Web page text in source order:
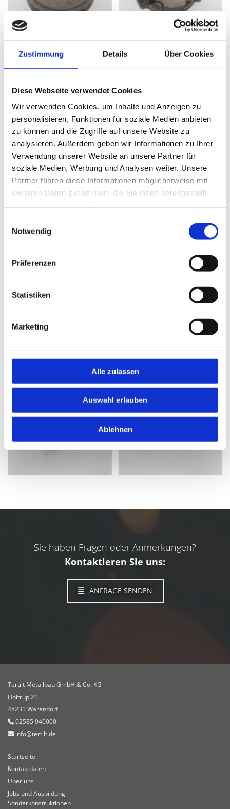
Zustimmung Details Über Cookies
Diese Webseite verwendet Cookies
Wir verwenden Cookies, um Inhalte und Anzeigen zu
personalisieren, Funktionen für soziale Medien anbieten
zu können und die Zugriffe auf unsere Website zu
analysieren. Außerdem geben wir Informationen zu Ihrer
Verwendung unserer Website an unsere Partner für
soziale Medien, Werbung und Analysen weiter. Unsere
Partner führen diese Informationen möglicherweise mit
weiteren Daten zusammen, die Sie ihnen bereitgestellt
Notwendig
Präferenzen
Statistiken
Marketing
Alle zulassen
Auswahl erlauben
Ablehnen
Sie haben Fragen oder Anmerkungen?
Kontaktieren Sie uns:
ANFRAGE SENDEN
Tertilt Metallbau GmbH & Co. KG
Holtrup 21
48231 Warendorf
 02585 940000
 info@tertilt.de
Startseite
Kontaktdaten
Über uns
Jobs und Ausbildung
Sonderkonstruktionen